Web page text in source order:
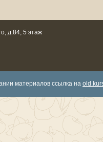
д.84, 5 этаж
материалов ссылка на